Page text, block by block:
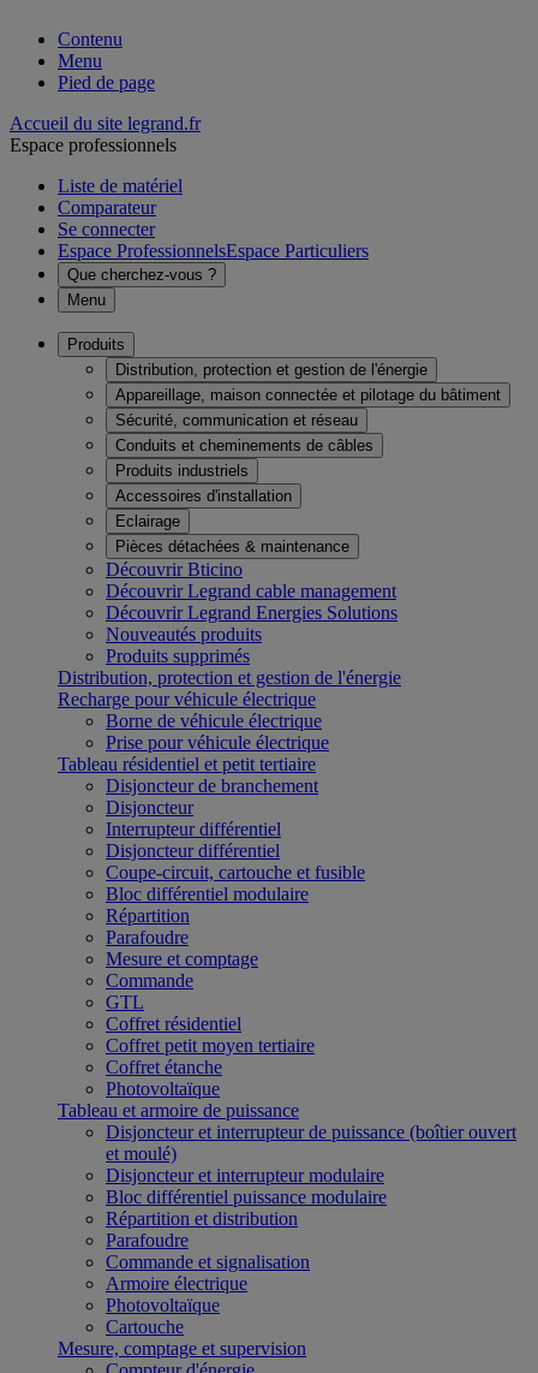
Contenu
Menu
Pied de page
Accueil du site legrand.fr
Espace professionnels
Liste de matériel
Comparateur
Se connecter
Espace ProfessionnelsEspace Particuliers
Que cherchez-vous ?
Menu
Produits
Distribution, protection et gestion de l'énergie
Appareillage, maison connectée et pilotage du bâtiment
Sécurité, communication et réseau
Conduits et cheminements de câbles
Produits industriels
Accessoires d'installation
Eclairage
Pièces détachées & maintenance
Découvrir Bticino
Découvrir Legrand cable management
Découvrir Legrand Energies Solutions
Nouveautés produits
Produits supprimés
Distribution, protection et gestion de l'énergie
Recharge pour véhicule électrique
Borne de véhicule électrique
Prise pour véhicule électrique
Tableau résidentiel et petit tertiaire
Disjoncteur de branchement
Disjoncteur
Interrupteur différentiel
Disjoncteur différentiel
Coupe-circuit, cartouche et fusible
Bloc différentiel modulaire
Répartition
Parafoudre
Mesure et comptage
Commande
GTL
Coffret résidentiel
Coffret petit moyen tertiaire
Coffret étanche
Photovoltaïque
Tableau et armoire de puissance
Disjoncteur et interrupteur de puissance (boîtier ouvert
et moulé)
Disjoncteur et interrupteur modulaire
Bloc différentiel puissance modulaire
Répartition et distribution
Parafoudre
Commande et signalisation
Armoire électrique
Photovoltaïque
Cartouche
Mesure, comptage et supervision